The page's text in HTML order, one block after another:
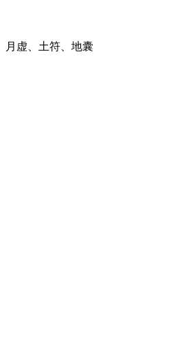
月虚、土符、地囊